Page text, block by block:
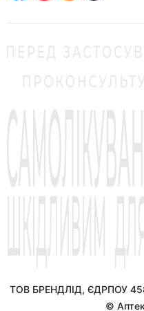
ТОВ БРЕНДЛІД, ЄДРПОУ
©